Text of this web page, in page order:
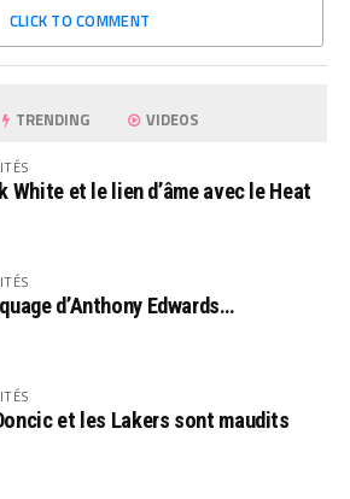
CLICK TO COMMENT
TRENDING VIDEOS
White et le lien d’âme avec le Heat
d’Anthony Edwards…
et les Lakers sont maudits